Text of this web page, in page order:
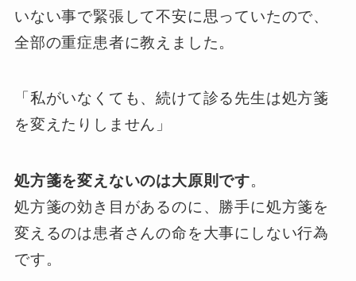
いない事で緊張して不安に思っていたので、
全部の重症患者に教えました。
「私がいなくても、続けて診る先生は処方箋
を変えたりしません」
処方箋を変えないのは大原則です。
処方箋の効き目があるのに、勝手に処方箋を
変えるのは患者さんの命を大事にしない行為
です。